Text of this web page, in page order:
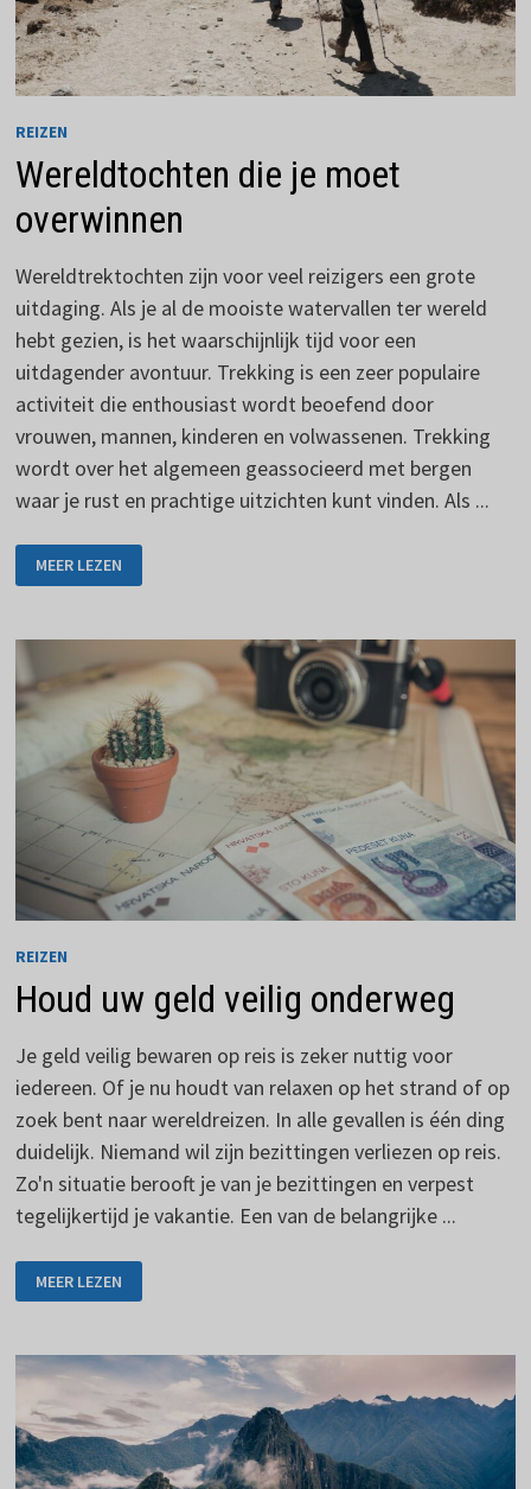
REIZEN
Wereldtochten die je moet
overwinnen
Wereldtrektochten zijn voor veel reizigers een grote
uitdaging. Als je al de mooiste watervallen ter wereld
hebt gezien, is het waarschijnlijk tijd voor een
uitdagender avontuur. Trekking is een zeer populaire
activiteit die enthousiast wordt beoefend door
vrouwen, mannen, kinderen en volwassenen. Trekking
wordt over het algemeen geassocieerd met bergen
waar je rust en prachtige uitzichten kunt vinden. Als ...
WERELDTOCHTEN
DIE
JE
MEER LEZEN
REIZEN
Houd uw geld veilig onderweg
Je geld veilig bewaren op reis is zeker nuttig voor
iedereen. Of je nu houdt van relaxen op het strand of op
zoek bent naar wereldreizen. In alle gevallen is één ding
duidelijk. Niemand wil zijn bezittingen verliezen op reis.
Zo'n situatie berooft je van je bezittingen en verpest
tegelijkertijd je vakantie. Een van de belangrijke ...
UW
GELD
MEER LEZEN